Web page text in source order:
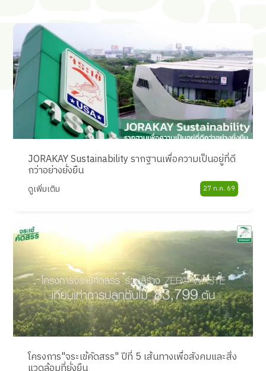
JORAKAY Sustainability รากฐานเพื่อความเป็นอยู่ที่ดี
กว่าอย่างยั่งยืน
ดูเพิ่มเติม 27 ก.ค. 69
โครงการ"จระเข้คัดสรร" ปีที่ 5 เส้นทางเพื่อสังคมและสิ่ง